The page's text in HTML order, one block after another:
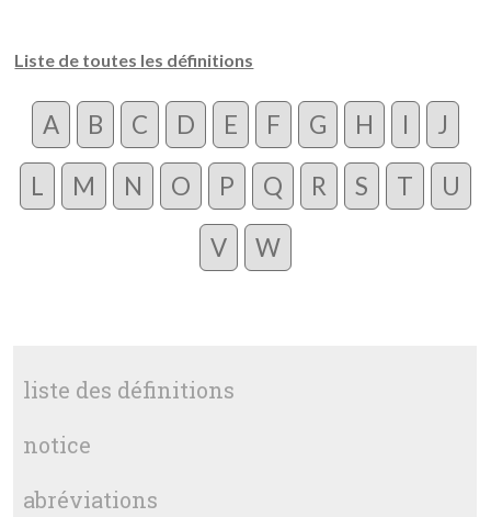
Liste de toutes les définitions
A B C D E F G H I J
L M N O P Q R S T U
V W
liste des définitions
notice
abréviations